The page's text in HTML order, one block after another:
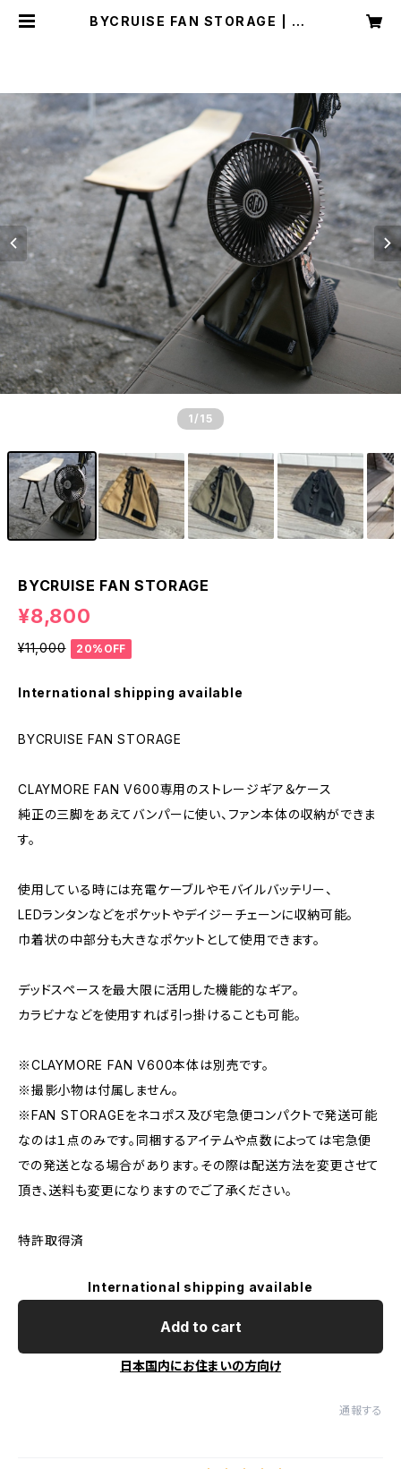
BYCRUISE FAN STORAGE | BY
1 /15
BYCRUISE FAN STORAGE
¥8,800
¥11,000 20%OFF
International shipping available
BYCRUISE FAN STORAGE
CLAYMORE FAN V600専用のストレージギア＆ケース
純正の三脚をあえてバンパーに使い、ファン本体の収納ができま
す。
使用している時には充電ケーブルやモバイルバッテリー、
LEDランタンなどをポケットやデイジーチェーンに収納可能。
巾着状の中部分も大きなポケットとして使用できます。
デッドスペースを最大限に活用した機能的なギア。
カラビナなどを使用すれば引っ掛けることも可能。
※CLAYMORE FAN V600本体は別売です。
※撮影小物は付属しません。
※FAN STORAGEをネコポス及び宅急便コンパクトで発送可能
なのは１点のみです。同梱するアイテムや点数によっては宅急便
での発送となる場合があります。その際は配送方法を変更させて
頂き、送料も変更になりますのでご了承ください。
特許取得済
International shipping available
Add to cart
日本国内にお住まいの方向け
通報する